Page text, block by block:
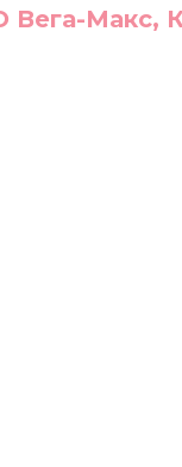
Вега-Макс,